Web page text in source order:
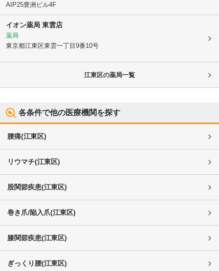
AIP25豊洲ビル4F
イオン薬局 東雲店
薬局
東京都江東区東雲一丁目9番10号
江東区の薬局一覧
各条件で他の医療機関を探す
腰痛(江東区)
リウマチ(江東区)
股関節疾患(江東区)
巻き爪/陥入爪(江東区)
膝関節疾患(江東区)
ぎっくり腰(江東区)